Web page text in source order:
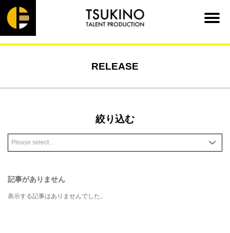
RELEASE
絞り込む
記事がありません
表示する記事はありませんでした。